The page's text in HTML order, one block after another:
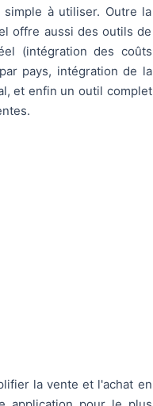
simple à utiliser. Outre la
offre aussi des outils de
(intégration des coûts
pays, intégration de la
et enfin un outil complet
la vente et l'achat en